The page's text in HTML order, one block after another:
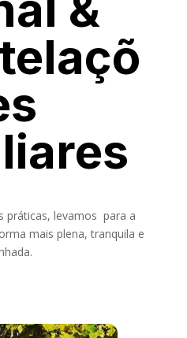
práticas, levamos para a
mais plena, tranquila e